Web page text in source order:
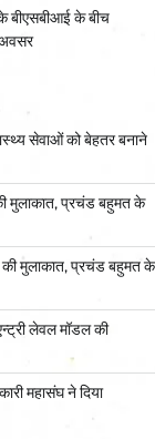
के बीएसबीआई के बीच
अवसर
सेवाओं को बेहतर बनाने
मुलाकात, प्रचंड बहुमत के
मुलाकात, प्रचंड बहुमत के
लेवल मॉडल की
महासंघ ने दिया